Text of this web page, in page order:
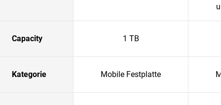
Capacity 1 TB
Kategorie Mobile Festplatte